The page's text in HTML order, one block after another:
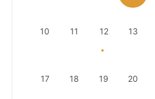
10 11 12 13
17 18 19 20